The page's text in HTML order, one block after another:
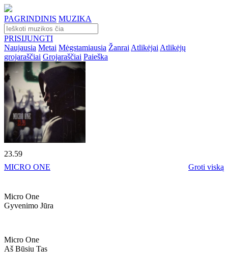
PAGRINDINIS MUZIKA
PRISIJUNGTI
Naujausia Metai Mėgstamiausia Žanrai Atlikėjai Atlikėjų
grojaraščiai Grojaraščiai Paieška
23.59
MICRO ONE
Groti viską
Micro One
Gyvenimo Jūra
Micro One
Aš Būsiu Tas